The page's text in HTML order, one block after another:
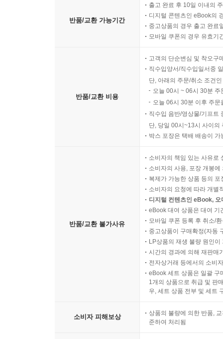
반품/교환 가능기간
출고 완료 후 10일 이내의
디지털 콘텐츠인 eBook의
중고상품의 경우 출고 완료
모바일 쿠폰의 경우 유효기
반품/교환 비용
고객의 단순변심 및 착오구
직수입양서/직수입일서중
단, 아래의 주문/취소 조건
오늘 00시 ~ 06시 30분
오늘 06시 30분 이후 주
직수입 음반/영상물/기프트
단, 당일 00시~13시 사이의
박스 포장은 택배 배송이
반품/교환 불가사유
소비자의 책임 있는 사유로
소비자의 사용, 포장 개봉
복제가 가능한 상품 등의
소비자의 요청에 따라 개별
디지털 컨텐츠인 eBook,
eBook 대여 상품은 대여 기
모바일 쿠폰 등록 후 취소/
중고상품이 구매확정(자동
LP상품의 재생 불량 원인
시간의 경과에 의해 재판매
전자상거래 등에서의 소비
eBook 세트 상품은 일괄 구
1개의 상품으로 취급 및 판
우, 세트 상품 전부 및 세트
소비자 피해보상
상품의 불량에 의한 반품,
준하여 처리됨